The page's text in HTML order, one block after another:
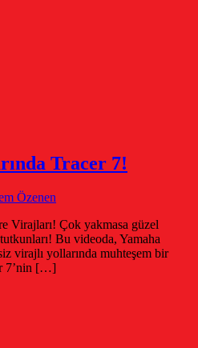
Tracer 7!
Özenen
Virajları! Çok yakmasa güzel
Bu videoda, Yamaha
virajlı yollarında muhteşem bir
7’nin […]